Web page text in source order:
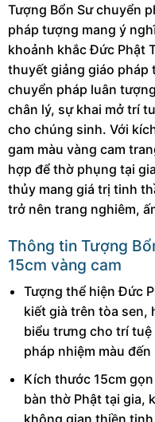
Tượng Bổn Sư chuyển
pháp tượng mang ý
khoảnh khắc Đức Phật
thuyết giảng giáo pháp
chuyển pháp luân
chân lý, sự khai mở trí
cho chúng sinh. Với
gam màu vàng cam
hợp để thờ phụng tại
thủy mang giá trị tinh
trở nên trang nghiêm,
Thông tin Tượng
15cm vàng cam
Tượng thể hiện Đức
kiết già trên tòa sen,
biểu trưng cho trí
pháp nhiệm màu đến
Kích thước 15cm
bàn thờ Phật tại gia,
không gian thiền tịnh